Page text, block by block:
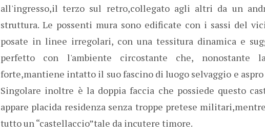
all'ingresso,il terzo sul retro,collegato agli altri da un
struttura. Le possenti mura sono edificate con i sassi del
posate in linee irregolari, con una tessitura dinamica e
perfetto con l'ambiente circostante che, nonostante
forte,mantiene intatto il suo fascino di luogo selvaggio e aspro
Singolare inoltre è la doppia faccia che possiede questo
appare placida residenza senza troppe pretese
tutto un “castellaccio”tale da incutere timore.